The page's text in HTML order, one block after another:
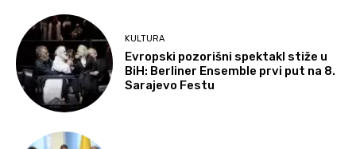
KULTURA
Evropski pozorišni spektakl stiže u
BiH: Berliner Ensemble prvi put na 8.
Sarajevo Festu